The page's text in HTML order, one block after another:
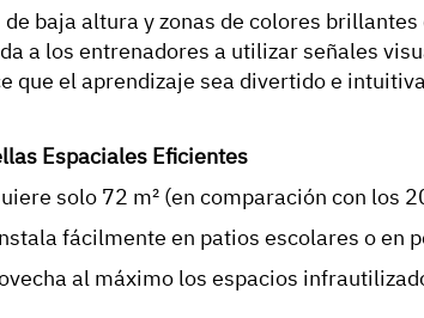
de baja altura y zonas de colores brillantes
a los entrenadores a utilizar señales
que el aprendizaje sea divertido e
Espaciales Eficientes
solo 72 m² (en comparación con los
fácilmente en patios escolares o en
al máximo los espacios